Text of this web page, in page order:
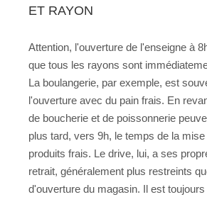
ET RAYON
Attention, l'ouverture de l'enseigne à
que tous les rayons sont
La boulangerie, par exemple, est
l'ouverture avec du pain frais. En
de boucherie et de poissonnerie
plus tard, vers 9h, le temps de la
produits frais. Le drive, lui, a ses
retrait, généralement plus restreints
d'ouverture du magasin. Il est